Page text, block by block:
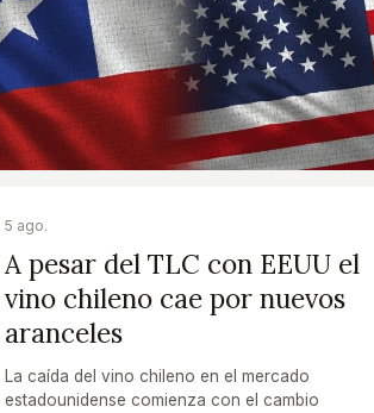
5 ago.
A pesar del TLC con EEUU el
vino chileno cae por nuevos
aranceles
La caída del vino chileno en el mercado
estadounidense comienza con el cambio